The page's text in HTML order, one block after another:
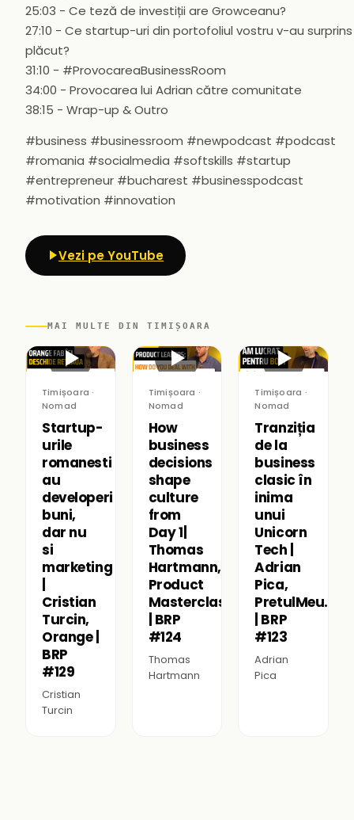
25:03 - Ce teză de investiții are Growceanu?
27:10 - Ce startup-uri din portofoliul vostru v-au surprins
plăcut?
31:10 - #ProvocareaBusinessRoom
34:00 - Provocarea lui Adrian către comunitate
38:15 - Wrap-up & Outro
#business #businessroom #newpodcast #podcast
#romania #socialmedia #softskills #startup
#entrepreneur #bucharest #businesspodcast
#motivation #innovation
Vezi pe YouTube
MAI MULTE DIN TIMIȘOARA
▶
Timișoara ·
Nomad
Startup-
urile
romanesti
au
developeri
buni,
dar nu
si
marketing
Cristian
Turcin,
Orange |
BRP
#129
Cristian
Turcin
▶
Timișoara ·
Nomad
How
business
decisions
shape
culture
from
Day 1|
Thomas
Hartmann,
Product
Masterclass
| BRP
#124
Thomas
Hartmann
▶
Timișoara ·
Nomad
Tranziția
de la
business
clasic în
inima
unui
Unicorn
Tech |
Adrian
Pica,
PretulMeu.ro
| BRP
#123
Adrian
Pica